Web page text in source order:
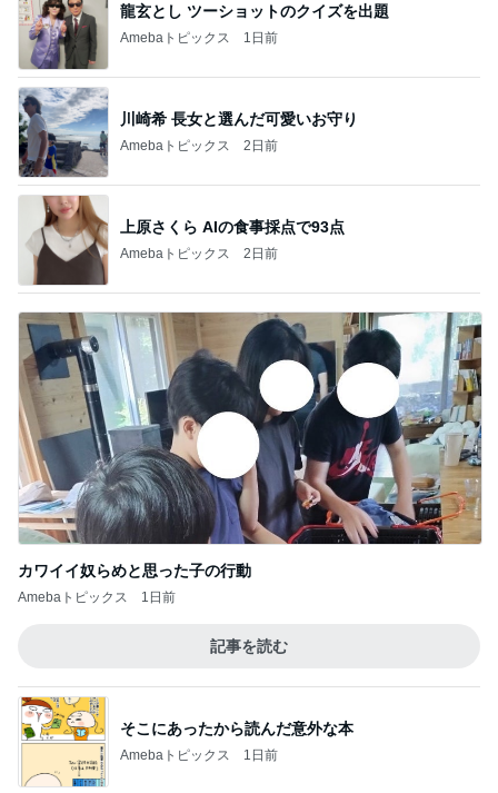
龍玄とし ツーショットのクイズを出題
Amebaトピックス 1日前
川崎希 長女と選んだ可愛いお守り
Amebaトピックス 2日前
上原さくら AIの食事採点で93点
Amebaトピックス 2日前
カワイイ奴らめと思った子の行動
Amebaトピックス 1日前
記事を読む
そこにあったから読んだ意外な本
Amebaトピックス 1日前